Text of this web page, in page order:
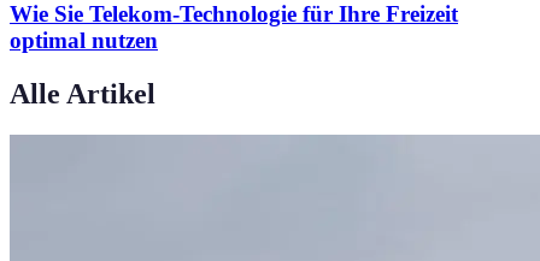
Wie Sie Telekom-Technologie für Ihre Freizeit
optimal nutzen
Alle Artikel